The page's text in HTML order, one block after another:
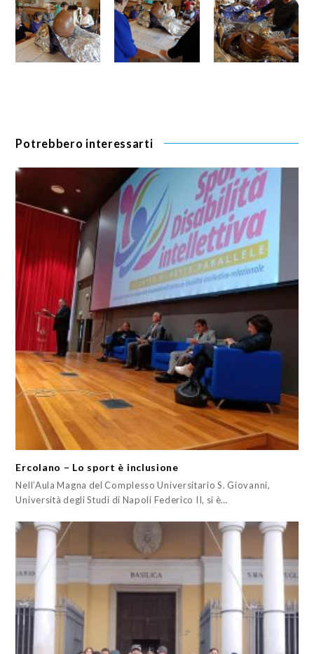
Potrebbero interessarti
Ercolano – Lo sport è inclusione
Nell’Aula Magna del Complesso Universitario S. Giovanni,
Università degli Studi di Napoli Federico II, si è…